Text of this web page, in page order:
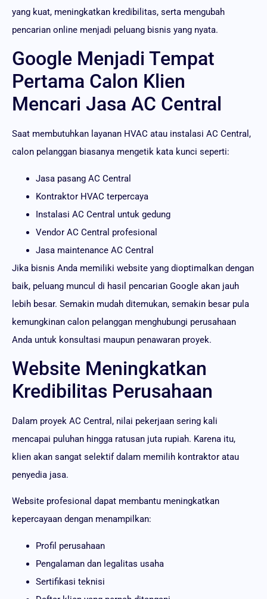
yang kuat, meningkatkan kredibilitas, serta mengubah
pencarian online menjadi peluang bisnis yang nyata.
Google Menjadi Tempat
Pertama Calon Klien
Mencari Jasa AC Central
Saat membutuhkan layanan HVAC atau instalasi AC Central,
calon pelanggan biasanya mengetik kata kunci seperti:
Jasa pasang AC Central
Kontraktor HVAC terpercaya
Instalasi AC Central untuk gedung
Vendor AC Central profesional
Jasa maintenance AC Central
Jika bisnis Anda memiliki website yang dioptimalkan dengan
baik, peluang muncul di hasil pencarian Google akan jauh
lebih besar. Semakin mudah ditemukan, semakin besar pula
kemungkinan calon pelanggan menghubungi perusahaan
Anda untuk konsultasi maupun penawaran proyek.
Website Meningkatkan
Kredibilitas Perusahaan
Dalam proyek AC Central, nilai pekerjaan sering kali
mencapai puluhan hingga ratusan juta rupiah. Karena itu,
klien akan sangat selektif dalam memilih kontraktor atau
penyedia jasa.
Website profesional dapat membantu meningkatkan
kepercayaan dengan menampilkan:
Profil perusahaan
Pengalaman dan legalitas usaha
Sertifikasi teknisi